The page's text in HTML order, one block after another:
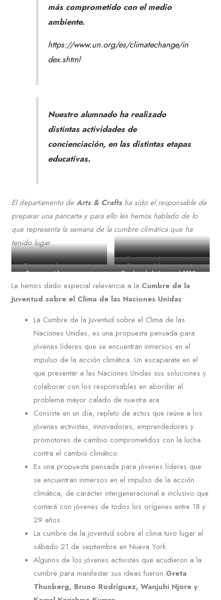
más comprometido con el medio
ambiente.
https://www.un.org/es/climatechange/in
dex.shtml
Nuestro alumnado ha realizado
distintas actividades de
concienciación, en las distintas etapas
educativas.
El departamento deArts & Craftsha sido el responsable de
preparar una pancarta y para ello les hemos hablado de lo
que representa la semana de la cumbre climática que ha
tenido lugar.
Comprometidos con nuestro
entorno. Cumbre de la Juventud
2019 ACCIÓN CLIMÁTICA
Comprometidos con nuestro
2019 ACCIÓN CLIMÁTICA
Comprometidos con nuestro
2019 ACCIÓN CLIMÁTICA
Comprometidos con nuestro entorno. Cumbre de la Juventud 2019
ACCIÓN CLIMÁTICA
Le hemos dado especial relevancia a la Cumbre de la
Juventud sobre el Clima de las Naciones Unidas
La Cumbre de la Juventud sobre el Clima de las
Naciones Unidas, es una propuesta pensada para
jóvenes líderes que se encuentran inmersos en el
impulso de la acción climática. Un escaparate en el
que presentar a las Naciones Unidas sus soluciones y
colaborar con los responsables en abordar el
problema mayor calado de nuestra era.
Consiste en un día, repleto de actos que reúne a los
jóvenes activistas, innovadores, emprendedores y
promotores de cambio comprometidos con la lucha
contra el cambio climático.
Es una propuesta pensada para jóvenes líderes que
se encuentran inmersos en el impulso de la acción
climática, de carácter intergeneracional e inclusivo que
contará con jóvenes de todos los orígenes entre 18 y
29 años.
La cumbre de la joventud sobre el clima tuvo lugar el
sábado 21 de septiembre en Nueva York.
Algunos de los jóvenes activistas que acudieron a la
cumbre para manifestar sus ideas fueron Greta
Thunberg, Bruno Rodríguez, Wanjuhi Njore y